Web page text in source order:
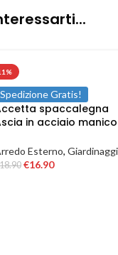
Spedizione Gratis!
spaccalegna
in acciaio manico
1500 gr
Esterno,
18.90 €16.90